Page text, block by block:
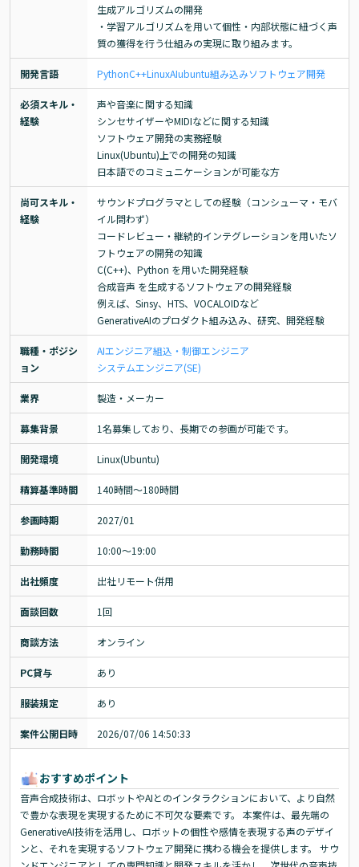
生成アルゴリズムの開発
・学習アルゴリズムを用いて個性・内部状態に紐づく声
質の獲得を行う仕組みの実現に取り組みます。
開発言語 PythonC++LinuxAIubuntu組み込みソフトウェア開発
必須スキル・
経験
声や音楽に関する知識
シンセサイザーやMIDIなどに関する知識
ソフトウェア開発の実務経験
Linux(Ubuntu)上での開発の知識
日本語でのコミュニケーションが可能な方
尚可スキル・
経験
サウンドプログラマとしての経験（コンシューマ・モバ
イル問わず）
コードレビュー・継続的インテグレーションを用いたソ
フトウェアの開発の知識
C(C++)、Python を用いた開発経験
合成音声 を生成するソフトウェアの開発経験
例えば、Sinsy、HTS、VOCALOIDなど
GenerativeAIのプロダクト組み込み、研究、開発経験
職種・ポジシ
ョン
AIエンジニア組込・制御エンジニア
システムエンジニア(SE)
業界 製造・メーカー
募集背景 1名募集しており、長期での参画が可能です。
開発環境 Linux(Ubuntu)
精算基準時間 140時間〜180時間
参画時期 2027/01
勤務時間 10:00～19:00
出社頻度 出社リモート併用
面談回数 1回
商談方法 オンライン
PC貸与 あり
服装規定 あり
案件公開日時 2026/07/06 14:50:33
おすすめポイント
音声合成技術は、ロボットやAIとのインタラクションにおいて、より自然
で豊かな表現を実現するために不可欠な要素です。 本案件は、最先端の
GenerativeAI技術を活用し、ロボットの個性や感情を表現する声のデザイ
ンと、それを実現するソフトウェア開発に携わる機会を提供します。 サウ